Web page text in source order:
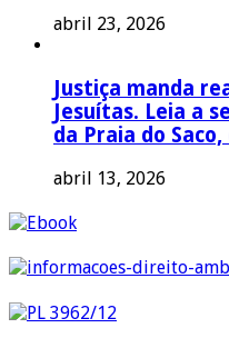
abril 23, 2026
Justiça manda
Jesuítas. Leia a
da Praia do
abril 13, 2026